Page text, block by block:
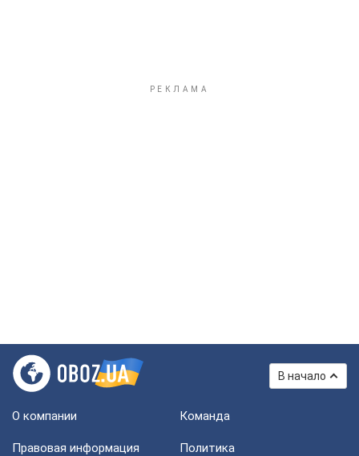
В начало
О компании Команда
Правовая информация
Политика